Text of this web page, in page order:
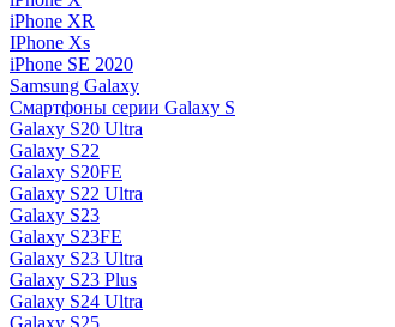
iPhone XR
IPhone Xs
iPhone SE 2020
Samsung Galaxy
Смартфоны серии Galaxy S
Galaxy S20 Ultra
Galaxy S22
Galaxy S20FE
Galaxy S22 Ultra
Galaxy S23
Galaxy S23FE
Galaxy S23 Ultra
Galaxy S23 Plus
Galaxy S24 Ultra
Galaxy S25